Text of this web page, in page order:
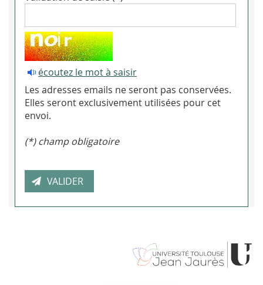
écoutez le mot à saisir
Les adresses emails ne seront pas conservées.
Elles seront exclusivement utilisées pour cet
envoi.
(*) champ obligatoire